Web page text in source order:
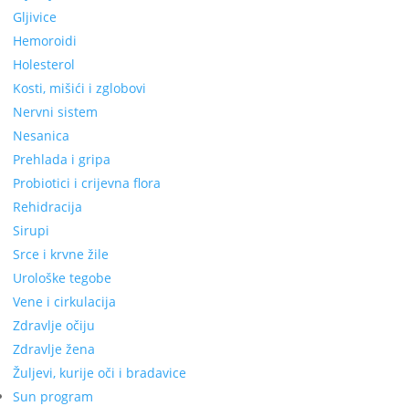
Gljivice
Hemoroidi
Holesterol
Kosti, mišići i zglobovi
Nervni sistem
Nesanica
Prehlada i gripa
Probiotici i crijevna flora
Rehidracija
Sirupi
Srce i krvne žile
Urološke tegobe
Vene i cirkulacija
Zdravlje očiju
Zdravlje žena
Žuljevi, kurije oči i bradavice
Sun program